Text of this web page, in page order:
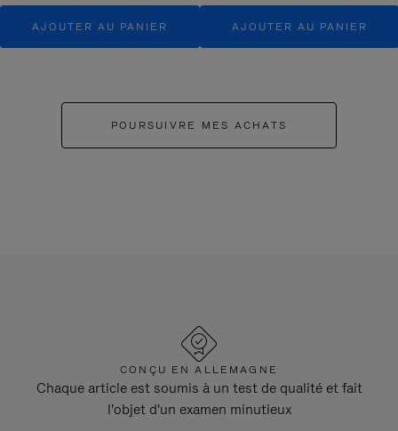
AJOUTER AU PANIER AJOUTER AU PANIER
POURSUIVRE MES ACHATS
CONÇU EN ALLEMAGNE
Chaque article est soumis à un test de qualité et fait
l'objet d'un examen minutieux